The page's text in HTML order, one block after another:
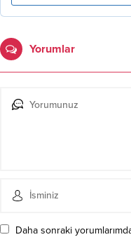
Yorumlar
Daha sonraki